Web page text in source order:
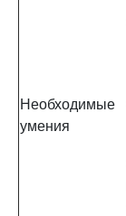
Необходимые
умения